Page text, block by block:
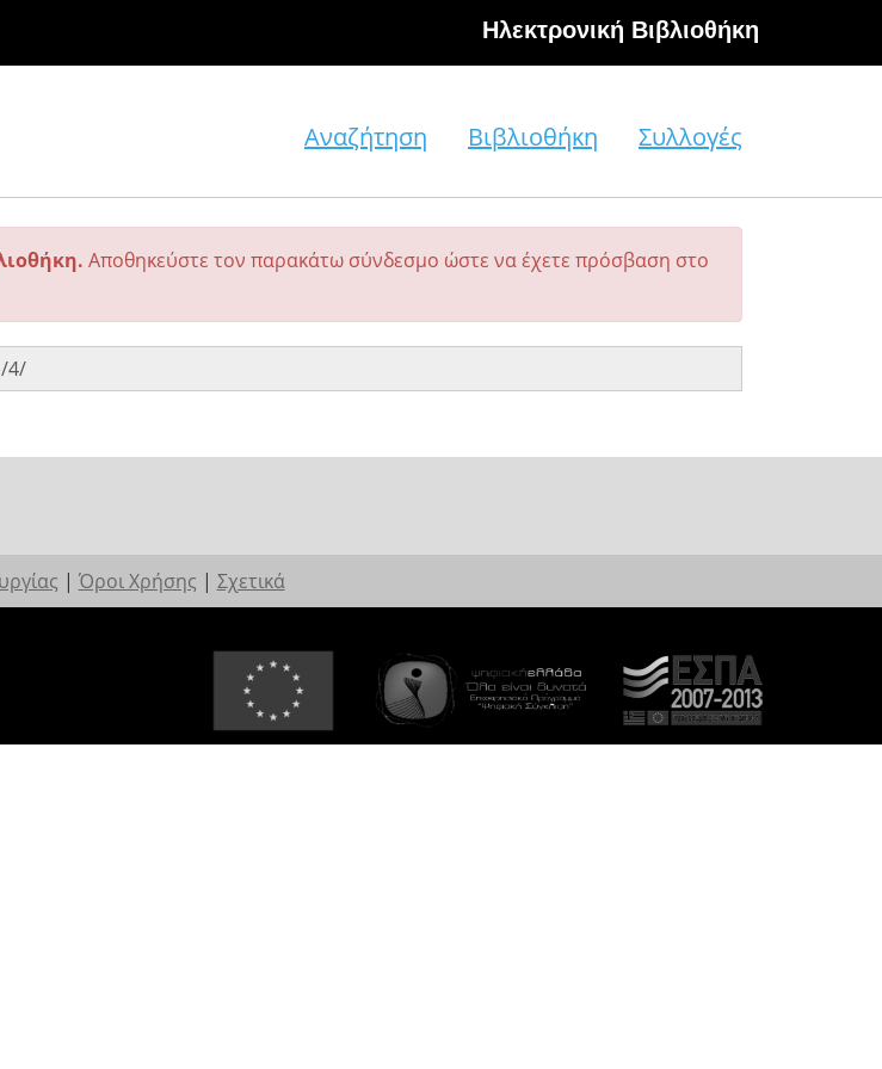
Hλεκτρονική Βιβλιοθήκη
Αναζήτηση Βιβλιοθήκη Συλλογές
Αποθηκεύστε τον παρακάτω σύνδεσμο ώστε να έχετε πρόσβαση στο
| Όροι Χρήσης | Σχετικά